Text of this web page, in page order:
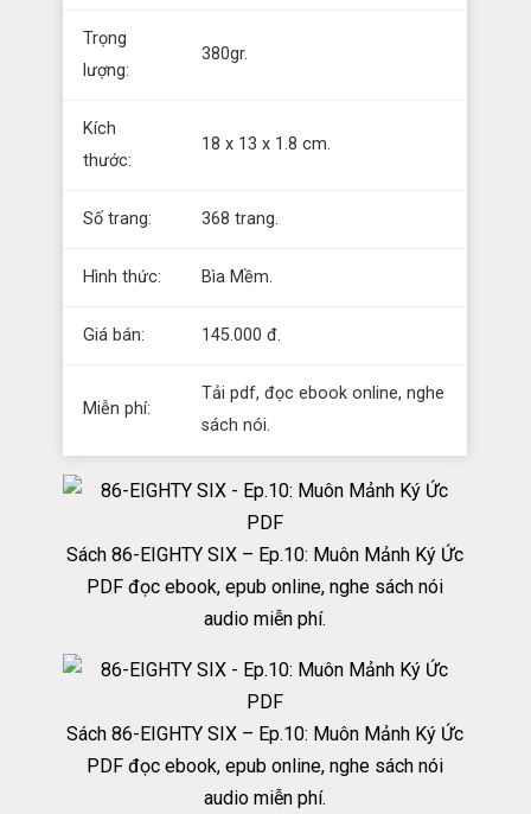
Trọng
lượng:
380gr.
Kích
thước:
18 x 13 x 1.8 cm.
Số trang: 368 trang.
Hình thức: Bìa Mềm.
Giá bán: 145.000 đ.
Miễn phí:
Tải pdf, đọc ebook online, nghe
sách nói.
Sách 86-EIGHTY SIX – Ep.10: Muôn Mảnh Ký Ức
PDF đọc ebook, epub online, nghe sách nói
audio miễn phí.
Sách 86-EIGHTY SIX – Ep.10: Muôn Mảnh Ký Ức
PDF đọc ebook, epub online, nghe sách nói
audio miễn phí.